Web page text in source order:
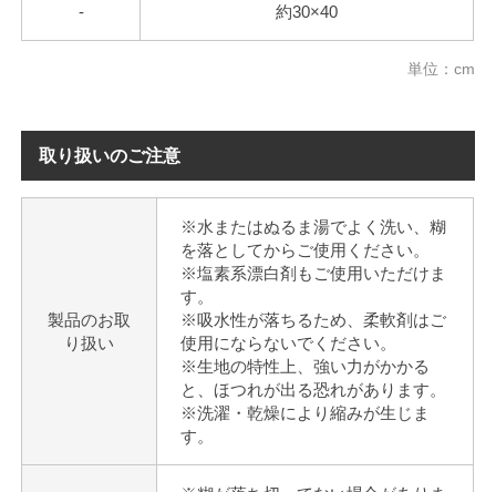
- 約30×40
単位：cm
取り扱いのご注意
製品のお取
り扱い
※水またはぬるま湯でよく洗い、糊
を落としてからご使用ください。
※塩素系漂白剤もご使用いただけま
す。
※吸水性が落ちるため、柔軟剤はご
使用にならないでください。
※生地の特性上、強い力がかかる
と、ほつれが出る恐れがあります。
※洗濯・乾燥により縮みが生じま
す。